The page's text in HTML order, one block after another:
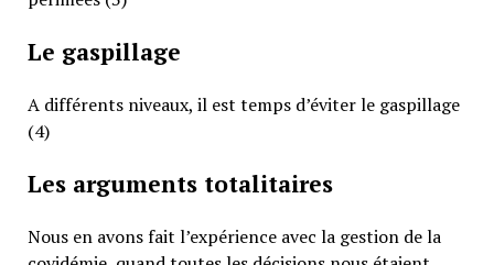
Le gaspillage
A différents niveaux, il est temps d’éviter le gaspillage
(4)
Les arguments totalitaires
Nous en avons fait l’expérience avec la gestion de la